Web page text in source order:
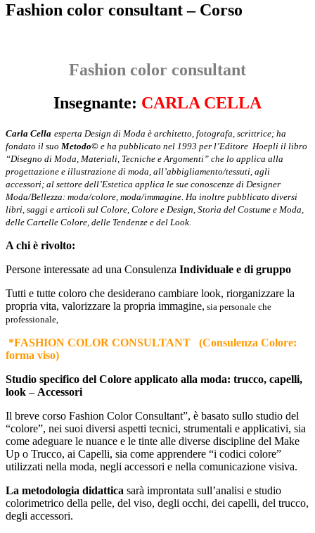
Fashion color consultant – Corso
Fashion color consultant
Insegnante: CARLA CELLA
Carla Cella esperta Design di Moda è architetto, fotografa, scrittrice; ha
fondato il suo Metodo© e ha pubblicato nel 1993 per l’Editore Hoepli il libro
“Disegno di Moda, Materiali, Tecniche e Argomenti” che lo applica alla
progettazione e illustrazione di moda, all’abbigliamento/tessuti, agli
accessori; al settore dell’Estetica applica le sue conoscenze di Designer
Moda/Bellezza: moda/colore, moda/immagine. Ha inoltre pubblicato diversi
libri, saggi e articoli sul Colore, Colore e Design, Storia del Costume e Moda,
delle Cartelle Colore, delle Tendenze e del Look.
A chi è rivolto:
Persone interessate ad una Consulenza Individuale e di gruppo
Tutti e tutte coloro che desiderano cambiare look, riorganizzare la
propria vita, valorizzare la propria immagine, sia personale che
professionale,
*FASHION COLOR CONSULTANT (Consulenza Colore:
forma viso)
Studio specifico del Colore applicato alla moda: trucco, capelli,
look – Accessori
Il breve corso Fashion Color Consultant”, è basato sullo studio del
“colore”, nei suoi diversi aspetti tecnici, strumentali e applicativi, sia
come adeguare le nuance e le tinte alle diverse discipline del Make
Up o Trucco, ai Capelli, sia come apprendere “i codici colore”
utilizzati nella moda, negli accessori e nella comunicazione visiva.
La metodologia didattica sarà improntata sull’analisi e studio
colorimetrico della pelle, del viso, degli occhi, dei capelli, del trucco,
degli accessori.